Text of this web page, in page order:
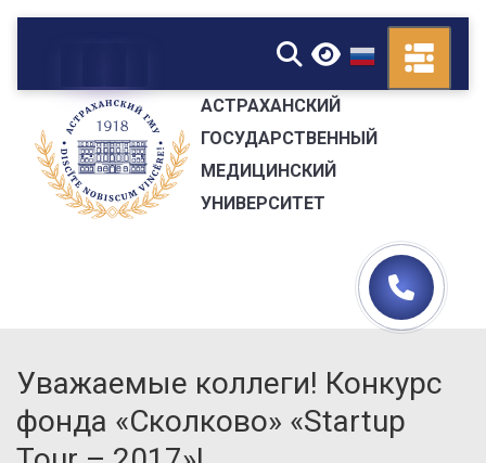
▼
АСТРАХАНСКИЙ
ГОСУДАРСТВЕННЫЙ
МЕДИЦИНСКИЙ
УНИВЕРСИТЕТ
Уважаемые коллеги! Конкурс
фонда «Сколково» «Startup